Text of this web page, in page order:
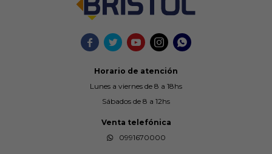
    
Horario de atención
Lunes a viernes de 8 a 18hs
Sábados de 8 a 12hs
Venta telefónica
0991670000